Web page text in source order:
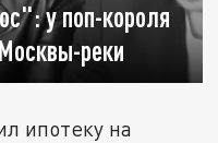
у поп-короля
реки
ипотеку на